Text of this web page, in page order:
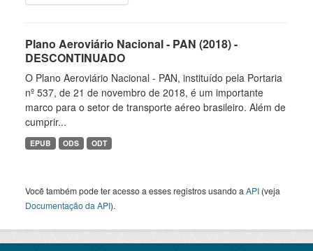
Plano Aeroviário Nacional - PAN (2018) -
DESCONTINUADO
O Plano Aeroviário Nacional - PAN, instituído pela Portaria
nº 537, de 21 de novembro de 2018, é um importante
marco para o setor de transporte aéreo brasileiro. Além de
cumprir...
EPUB ODS ODT
Você também pode ter acesso a esses registros usando a API (veja
Documentação da API).